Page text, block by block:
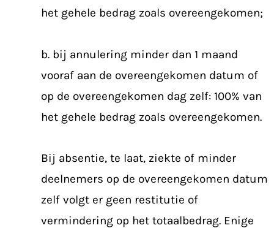
het gehele bedrag zoals overeengekomen;
b. bij annulering minder dan 1 maand
vooraf aan de overeengekomen datum of
op de overeengekomen dag zelf: 100% van
het gehele bedrag zoals overeengekomen.
Bij absentie, te laat, ziekte of minder
deelnemers op de overeengekomen datum
zelf volgt er geen restitutie of
vermindering op het totaalbedrag. Enige